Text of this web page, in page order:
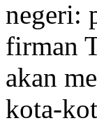
negeri:
firman
akan
kota-